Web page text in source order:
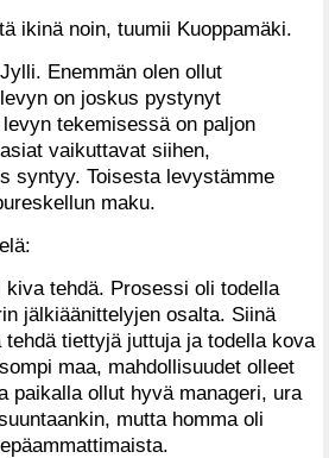
ikinä noin, tuumii Kuoppamäki.
Enemmän olen ollut
on joskus pystynyt
tekemisessä on paljon
vaikuttavat siihen,
syntyy. Toisesta levystämme
maku.
kiva tehdä. Prosessi oli todella
jälkiäänittelyjen osalta. Siinä
tiettyjä juttuja ja todella kova
maa, mahdollisuudet olleet
paikalla ollut hyvä manageri, ura
mutta homma oli